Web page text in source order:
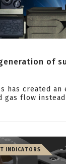
of
has created an
gas flow
INDICATORS